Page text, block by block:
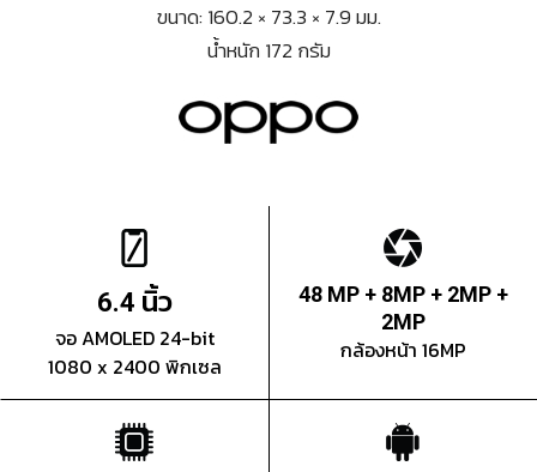
ขนาด: 160.2 × 73.3 × 7.9 มม.
น้ำหนัก 172 กรัม
6.4 นิ้ว
จอ AMOLED 24-bit
1080 x 2400 พิกเซล
48 MP + 8MP + 2MP +
2MP
กล้องหน้า 16MP